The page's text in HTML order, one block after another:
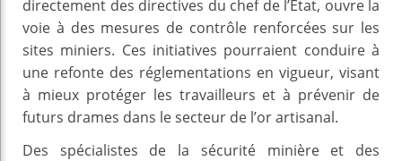
directement des directives du chef de l’État, ouvre la
voie à des mesures de contrôle renforcées sur les
sites miniers. Ces initiatives pourraient conduire à
une refonte des réglementations en vigueur, visant
à mieux protéger les travailleurs et à prévenir de
futurs drames dans le secteur de l’or artisanal.
Des spécialistes de la sécurité minière et des